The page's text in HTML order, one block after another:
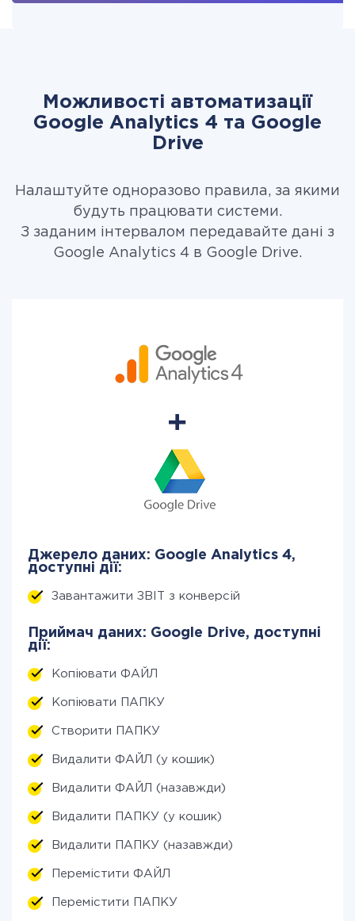
Можливості автоматизації
Google Analytics 4 та Google
Drive
Налаштуйте одноразово правила, за якими
будуть працювати системи.
З заданим інтервалом передавайте дані з
Google Analytics 4 в Google Drive.
Джерело даних: Google Analytics 4,
доступні дії:
Завантажити ЗВІТ з конверсій
Приймач даних: Google Drive, доступні
дії:
Копіювати ФАЙЛ
Копіювати ПАПКУ
Створити ПАПКУ
Видалити ФАЙЛ (у кошик)
Видалити ФАЙЛ (назавжди)
Видалити ПАПКУ (у кошик)
Видалити ПАПКУ (назавжди)
Перемістити ФАЙЛ
Перемістити ПАПКУ